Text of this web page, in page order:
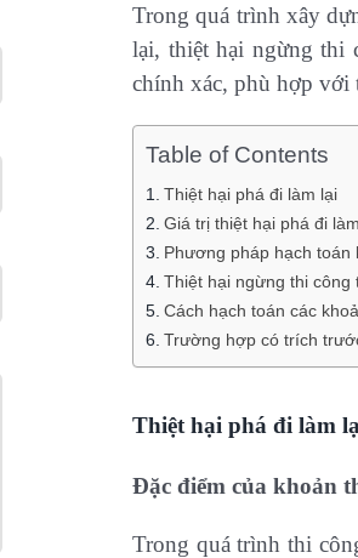
Trong quá trình xây
lại, thiệt hại ngừng thi
chính xác, phù hợp
Table of Contents
Thiệt hại phá đi làm lại
Giá trị thiệt hại phá đi
Phương pháp hạch toán
Thiệt hại ngừng thi công
Cách hạch toán các
Trường hợp có trích
Thiệt hại phá đi làm
Đặc điểm của khoản
Trong quá trình thi